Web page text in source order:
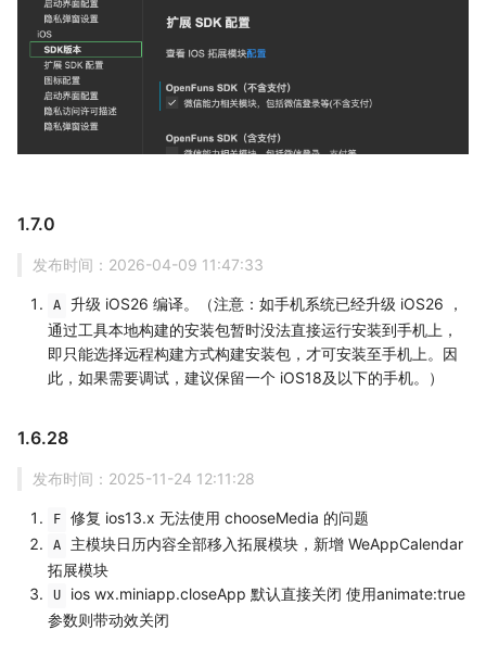
1.7.0
发布时间：2026-04-09 11:47:33
A
升级 iOS26 编译。（注意：如手机系统已经升级 iOS26 ，
通过工具本地构建的安装包暂时没法直接运行安装到手机上，
即只能选择远程构建方式构建安装包，才可安装至手机上。因
此，如果需要调试，建议保留一个 iOS18及以下的手机。）
1.6.28
发布时间：2025-11-24 12:11:28
F 修复 ios13.x 无法使用 chooseMedia 的问题
A
主模块日历内容全部移入拓展模块，新增 WeAppCalendar
拓展模块
U
ios wx.miniapp.closeApp 默认直接关闭 使用animate:true
参数则带动效关闭